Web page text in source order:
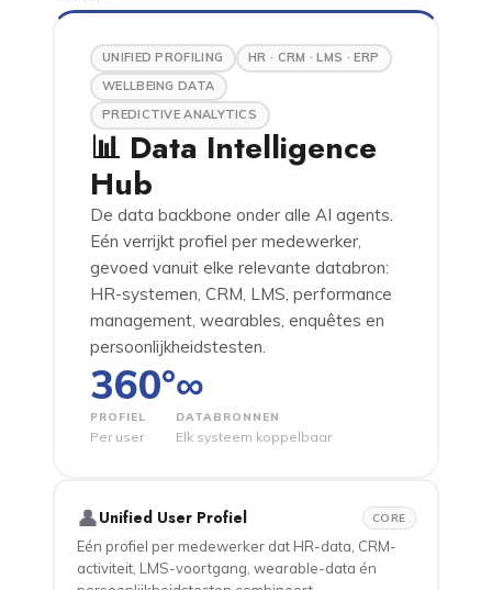
UNIFIED PROFILING
HR · CRM · LMS · ERP
WELLBEING DATA
PREDICTIVE ANALYTICS
📊 Data Intelligence
Hub
De data backbone onder alle AI agents.
Eén verrijkt profiel per medewerker,
gevoed vanuit elke relevante databron:
HR-systemen, CRM, LMS, performance
management, wearables, enquêtes en
persoonlijkheidstesten.
360°
PROFIEL
Per user
∞
DATABRONNEN
Elk systeem koppelbaar
👤Unified User Profiel CORE
Eén profiel per medewerker dat HR-data, CRM-
activiteit, LMS-voortgang, wearable-data én